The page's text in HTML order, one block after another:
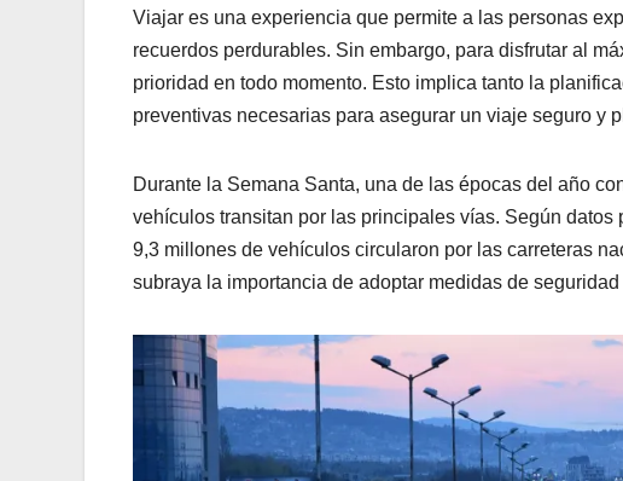
Viajar es una experiencia que permite a las personas
recuerdos perdurables. Sin embargo, para disfrutar al
prioridad en todo momento. Esto implica tanto la
preventivas necesarias para asegurar un viaje seguro y
Durante la Semana Santa, una de las épocas del año
vehículos transitan por las principales vías. Según
9,3 millones de vehículos circularon por las carreteras
subraya la importancia de adoptar medidas de